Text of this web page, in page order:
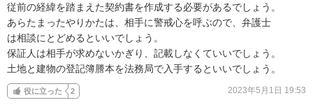
従前の経緯を踏まえた契約書を作成する必要があるでしょう。
あらたまったやりかたは、相手に警戒心を呼ぶので、弁護士
は相談にとどめるといいでしょう。
保証人は相手が求めないかぎり、記載しなくていいでしょう。
土地と建物の登記簿謄本を法務局で入手するといいでしょう。
役に立った 2 2023年5月1日 19:53